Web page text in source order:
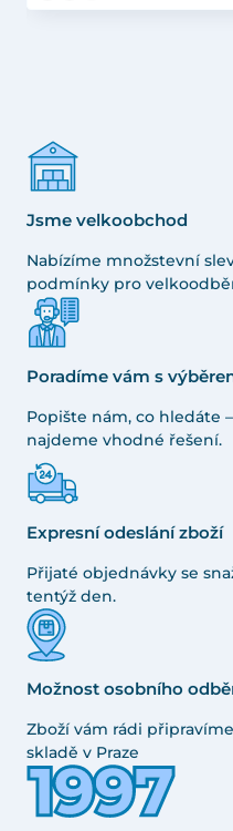
Jsme velkoobchod
Nabízíme množstevní
podmínky pro
Poradíme vám s
Popište nám, co hledáte
najdeme vhodné řešení.
Expresní odeslání zboží
Přijaté objednávky se
tentýž den.
Možnost osobního
Zboží vám rádi
skladě v Praze